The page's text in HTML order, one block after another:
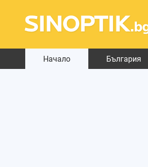
Начало България